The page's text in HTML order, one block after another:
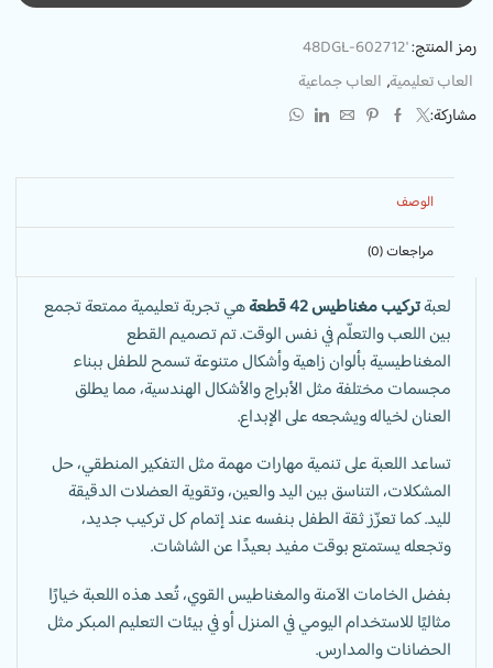
رمز المنتج:'48DGL-602712
العاب تعليمية, العاب جماعية
مشاركة:
الوصف
مراجعات (0)
لعبةتركيب مغناطيس 42 قطعة
هي تجربة تعليمية ممتعة تجمع
بين اللعب والتعلّم في نفس الوقت. تم تصميم القطع
المغناطيسية بألوان زاهية وأشكال متنوعة تسمح للطفل ببناء
مجسمات مختلفة مثل الأبراج والأشكال الهندسية، مما يطلق
العنان لخياله ويشجعه على الإبداع.
تساعد اللعبة على تنمية مهارات مهمة مثل التفكير المنطقي، حل
المشكلات، التناسق بين اليد والعين، وتقوية العضلات الدقيقة
لليد. كما تعزّز ثقة الطفل بنفسه عند إتمام كل تركيب جديد،
وتجعله يستمتع بوقت مفيد بعيدًا عن الشاشات.
بفضل الخامات الآمنة والمغناطيس القوي، تُعد هذه اللعبة خيارًا
مثاليًا للاستخدام اليومي في المنزل أو في بيئات التعليم المبكر مثل
الحضانات والمدارس.